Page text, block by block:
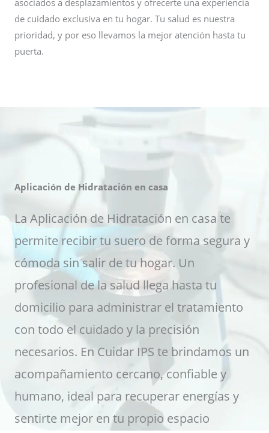
asociados a desplazamientos y ofrecerte una experiencia
de cuidado exclusiva en tu hogar. Tu salud es nuestra
prioridad, y por eso llevamos la mejor atención hasta tu
puerta.
Aplicación de Hidratación en casa
La Aplicación de Hidratación en casa te
permite recibir tu suero de forma segura y
cómoda sin salir de tu hogar. Un
profesional de la salud llega hasta tu
domicilio para administrar el tratamiento
con todo el cuidado y la precisión
necesarios. En Cuidar IPS te brindamos un
acompañamiento cercano, confiable y
humano, ideal para recuperar energías y
sentirte mejor en tu propio espacio